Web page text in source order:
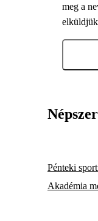
meg a
Pénteki
Akadémia